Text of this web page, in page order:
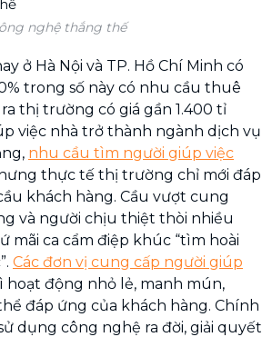
nghệ thắng thế
ở Hà Nội và TP. Hồ Chí Minh có
trong số này có nhu cầu thuê
thị trường có giá gần 1.400 tỉ
việc nhà trở thành ngành dịch vụ
nhu cầu tìm người giúp việc
thực tế thị trường chỉ mới đáp
khách hàng. Cầu vượt cung
và người chịu thiệt thòi nhiều
mãi ca cẩm điệp khúc “tìm hoài
Các đơn vị cung cấp người giúp
hoạt động nhỏ lẻ, manh mún,
đáp ứng của khách hàng. Chính
dụng công nghệ ra đời, giải quyết